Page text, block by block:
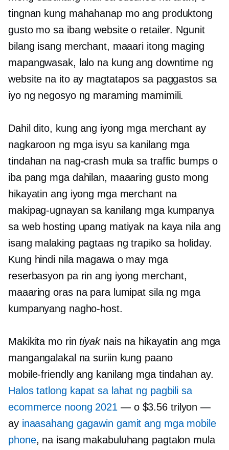
tingnan kung mahahanap mo ang produktong
gusto mo sa ibang website o retailer. Ngunit
bilang isang merchant, maaari itong maging
mapangwasak, lalo na kung ang downtime ng
website na ito ay magtatapos sa paggastos sa
iyo ng negosyo ng maraming mamimili.
Dahil dito, kung ang iyong mga merchant ay
nagkaroon ng mga isyu sa kanilang mga
tindahan na nag-crash mula sa traffic bumps o
iba pang mga dahilan, maaaring gusto mong
hikayatin ang iyong mga merchant na
makipag-ugnayan sa kanilang mga kumpanya
sa web hosting upang matiyak na kaya nila ang
isang malaking pagtaas ng trapiko sa holiday.
Kung hindi nila magawa o may mga
reserbasyon pa rin ang iyong merchant,
maaaring oras na para lumipat sila ng mga
kumpanyang nagho-host.
Makikita mo rin tiyaknais na hikayatin ang mga
mangangalakal na suriin kung paano
mobile-friendlyang kanilang mga tindahan ay.
Halostatlong kapat sa lahat ng pagbili sa
ecommerce noong 2021 — o $3.56 trilyon —
ay inaasahang gagawin gamit ang mga mobile
phone, na isang makabuluhang pagtalon mula